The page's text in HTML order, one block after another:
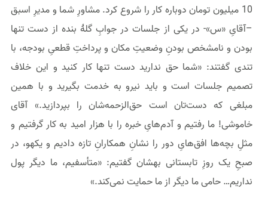
10 میلیون تومان دوباره کار را شروع کرد. مشاورِ شما و مدیرِ اسبق
–آقایِ «س»- در یکی از جلسات در جوابِ گلهٔ بنده از دست تنها
بودن و نامشخص بودنِ وضعیتِ مکان و پرداختِ قطعیِ بودجه، با
تندی گفتند: «شما حق ندارید دست تنها کار کنید و این خلاف
تصمیم جلسات است و باید نیرو به خدمت بگیرید و با همین
مبلغی که دست‌تان است حق‌الزحمه‌شان را بپردازید.» آقای
خاموشی! ما رفتیم و آدم‌هایِ خبره را با هزار امید به کار گرفتیم و
مثلِ بچه‌ها افق‌هایِ دور را نشانِ همکارانِ تازه دادیم و یکهو، در
صبحِ یک روزِ تابستانی بهشان گفتیم: «متأسفیم، ما دیگر پول
نداریم… حامی ما دیگر از ما حمایت نمی‌کند.»